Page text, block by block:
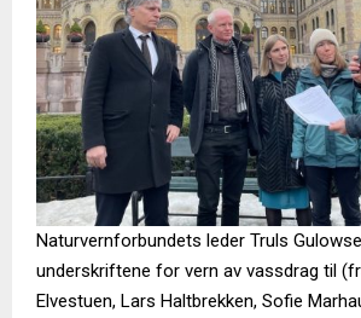
Naturvernforbundets leder Truls
underskriftene for vern av vassdrag til
Elvestuen, Lars Haltbrekken, Sofie